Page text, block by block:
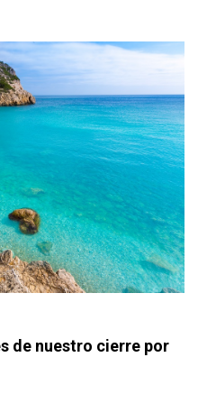
de nuestro cierre por